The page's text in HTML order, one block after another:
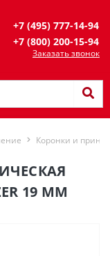
+7 (495) 777-14-94
+7 (800) 200-15-94
Заказать звонок
Коронки и
19 ММ